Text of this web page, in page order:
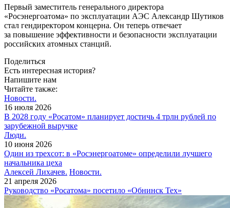
Первый заместитель генерального директора
«Росэнергоатома» по эксплуатации АЭС Александр Шутиков
стал гендиректором концерна. Он теперь отвечает
за повышение эффективности и безопасности эксплуатации
российских атомных станций.
Поделиться
Есть интересная история?
Напишите нам
Читайте также:
Новости.
16 июля 2026
В 2028 году «Росатом» планирует достичь 4 трлн рублей по
зарубежной выручке
Люди.
10 июня 2026
Один из трехсот: в «Росэнергоатоме» определили лучшего
начальника цеха
Алексей Лихачев. Новости.
21 апреля 2026
Руководство «Росатома» посетило «Обнинск Тех»